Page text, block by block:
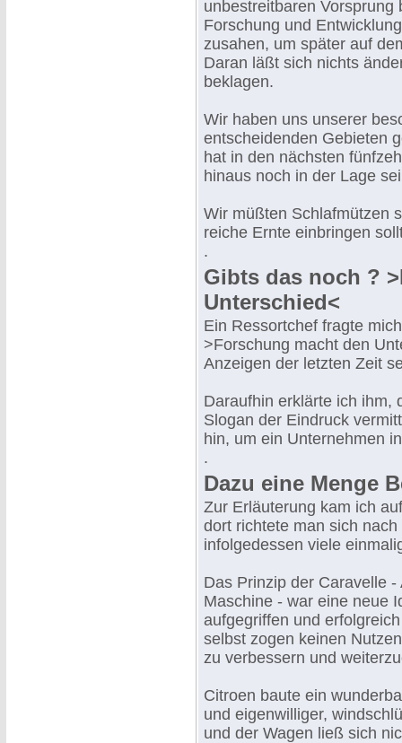
unbestreitbaren
Forschung und
zusahen, um später auf
Daran läßt sich nichts
beklagen.
Wir haben uns unserer
entscheidenden Gebieten
hat in den nächsten
hinaus noch in der Lage
Wir müßten Schlafmützen
reiche Ernte einbringen
.
Gibts das noch ?
Unterschied<
Ein Ressortchef fragte
>Forschung macht den
Anzeigen der letzten Zeit
Daraufhin erklärte ich ihm,
Slogan der Eindruck
hin, um ein Unternehmen
.
Dazu eine Menge
Zur Erläuterung kam ich
dort richtete man sich
infolgedessen viele
Das Prinzip der Caravelle
Maschine - war eine neue
aufgegriffen und
selbst zogen keinen
zu verbessern und
Citroen baute ein
und eigenwilliger,
und der Wagen ließ sich